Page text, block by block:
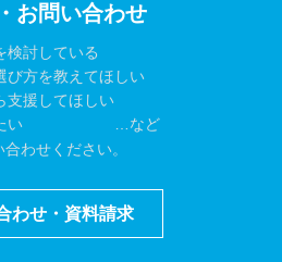
お問い合わせ
検討している
び方を教えてほしい
支援してほしい
りたい …など
わせください。
わせ・資料請求